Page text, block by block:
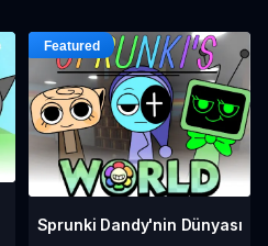
Sprunki Dandy'nin Dünyası